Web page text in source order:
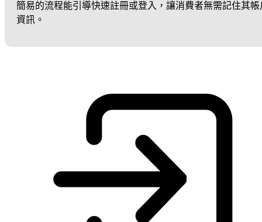
簡易的流程能引導快速註冊或登入，讓消費者無需記住其帳
資訊。